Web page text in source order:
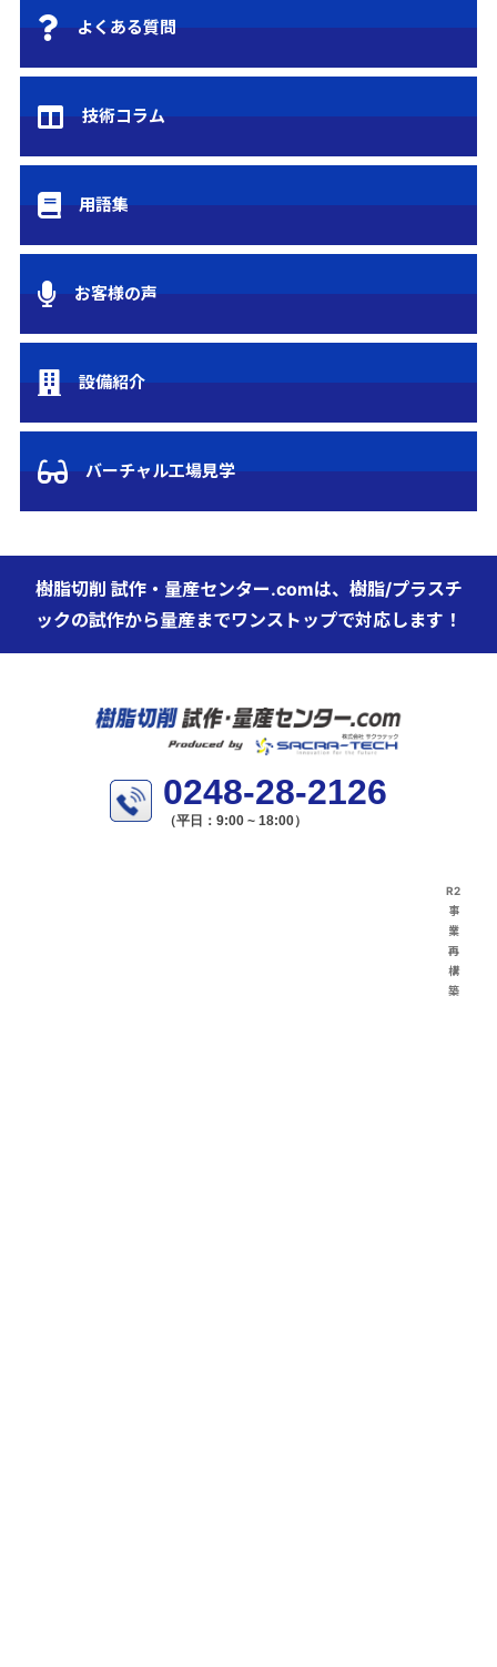
よくある質問
技術コラム
用語集
お客様の声
設備紹介
バーチャル工場見学
樹脂切削 試作・量産センター.comは、樹脂/プラスチ
ックの試作から量産までワンストップで対応します！
0248-28-2126
（平日：9:00 ~ 18:00）
R2
事
業
再
構
築